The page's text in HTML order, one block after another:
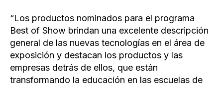
“Los productos nominados para el programa
Best of Show brindan una excelente descripción
general de las nuevas tecnologías en el área de
exposición y destacan los productos y las
empresas detrás de ellos, que están
transformando la educación en las escuelas de